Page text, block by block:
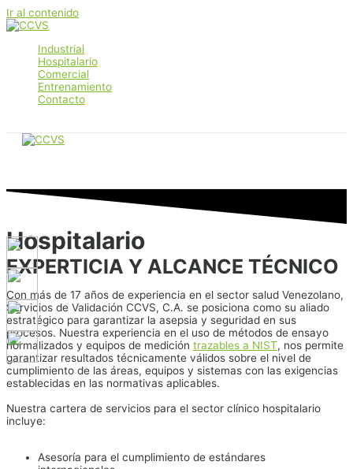
Ir al contenido
Industrial
Hospitalario
Comercial
Entrenamiento
Contacto
Hospitalario
EXPERTICIA Y ALCANCE TÉCNICO
Con más de 17 años de experiencia en el sector salud Venezolano,
Servicios de Validación CCVS, C.A. se posiciona como su aliado
estratégico para garantizar la asepsia y seguridad en sus
procesos. Nuestra experiencia en el uso de métodos de ensayo
normalizados y equipos de medición trazables a NIST, nos permite
garantizar resultados técnicamente válidos sobre el nivel de
cumplimiento de las áreas, equipos y sistemas con las exigencias
establecidas en las normativas aplicables.
Nuestra cartera de servicios para el sector clínico hospitalario
incluye:
Asesoría para el cumplimiento de estándares